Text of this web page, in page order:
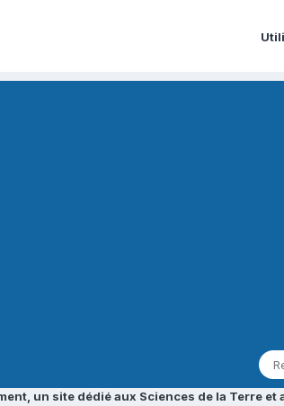
un site dédié aux Sciences de la Terre